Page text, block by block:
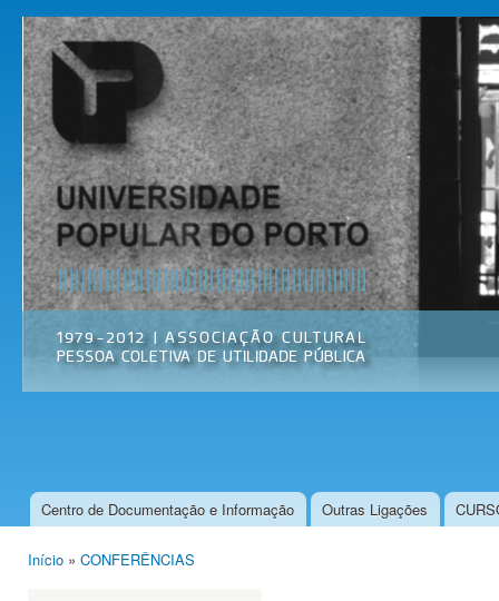
Universidade
Popular do
Porto
Associação
Cultural
Menu principal
Centro de Documentação e Informação Outras Ligações
Início » CONFERÊNCIAS